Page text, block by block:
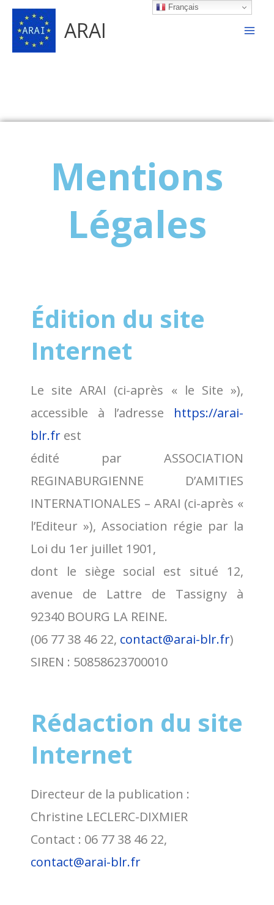
Aller
contenu
ARAI
Mentions
Légales
Édition du site
Internet
Le site ARAI (ci-après « le Site »),
accessible à l’adresse https://arai-
blr.fr est
édité par ASSOCIATION
REGINABURGIENNE D’AMITIES
INTERNATIONALES – ARAI (ci-après «
l’Editeur »), Association régie par la
Loi du 1er juillet 1901,
dont le siège social est situé 12,
avenue de Lattre de Tassigny à
92340 BOURG LA REINE.
(06 77 38 46 22, contact@arai-blr.fr)
SIREN : 50858623700010
Rédaction du site
Internet
Directeur de la publication :
Christine LECLERC-DIXMIER
Contact : 06 77 38 46 22,
contact@arai-blr.fr
Français